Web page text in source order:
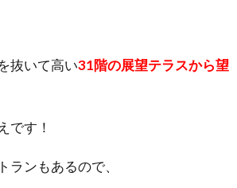
抜いて高い31階の展望テラスから望
です！
ランもあるので、